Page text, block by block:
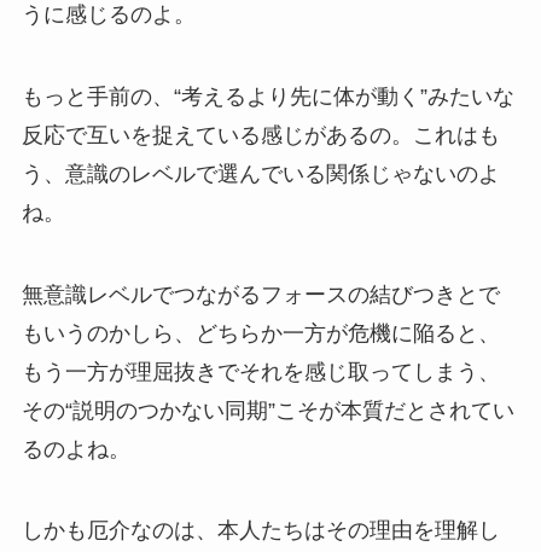
うに感じるのよ。
もっと手前の、“考えるより先に体が動く”みたいな
反応で互いを捉えている感じがあるの。これはも
う、意識のレベルで選んでいる関係じゃないのよ
ね。
無意識レベルでつながるフォースの結びつきとで
もいうのかしら、どちらか一方が危機に陥ると、
もう一方が理屈抜きでそれを感じ取ってしまう、
その“説明のつかない同期”こそが本質だとされてい
るのよね。
しかも厄介なのは、本人たちはその理由を理解し